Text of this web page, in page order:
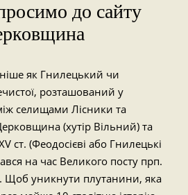
до сайту
як Гнилецький чи
розташований у
селищами Лісники та
(хутір Вільний) та
ст. (Феодосієві або Гнилецькі
на час Великого посту прп.
Щоб уникнути плутанини, яка